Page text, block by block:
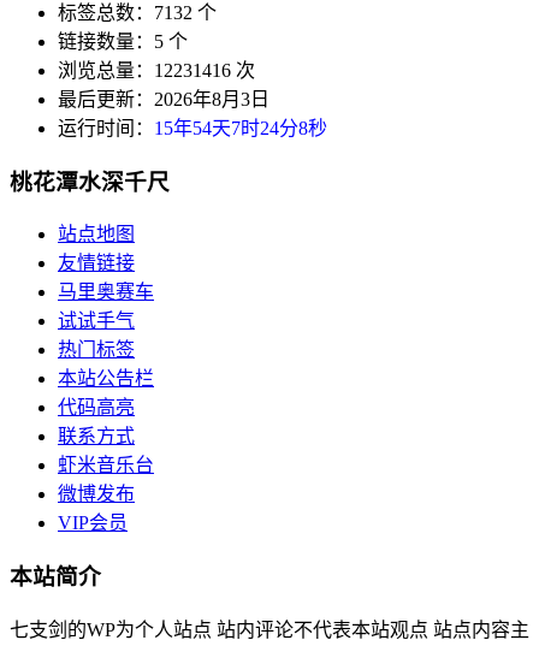
标签总数：7132 个
链接数量：5 个
浏览总量：12231416 次
最后更新：2026年8月3日
运行时间： 15年54天7时24分9秒
桃花潭水深千尺
站点地图
友情链接
马里奥赛车
试试手气
热门标签
本站公告栏
代码高亮
联系方式
虾米音乐台
微博发布
VIP会员
本站简介
七支剑的WP为个人站点 站内评论不代表本站观点 站点内容主